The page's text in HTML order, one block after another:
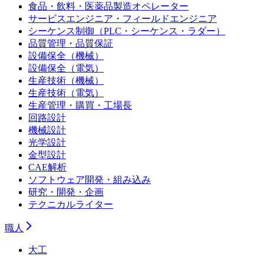
食品・飲料・医薬品製造オペレーター
サービスエンジニア・フィールドエンジニア
シーケンス制御（PLC・シーケンス・ラダー）
品質管理・品質保証
設備保全（機械）
設備保全（電気）
生産技術（機械）
生産技術（電気）
生産管理・購買・工場長
回路設計
機械設計
光学設計
金型設計
CAE解析
ソフトウェア開発・組み込み
研究・開発・企画
テクニカルライター
職人
大工